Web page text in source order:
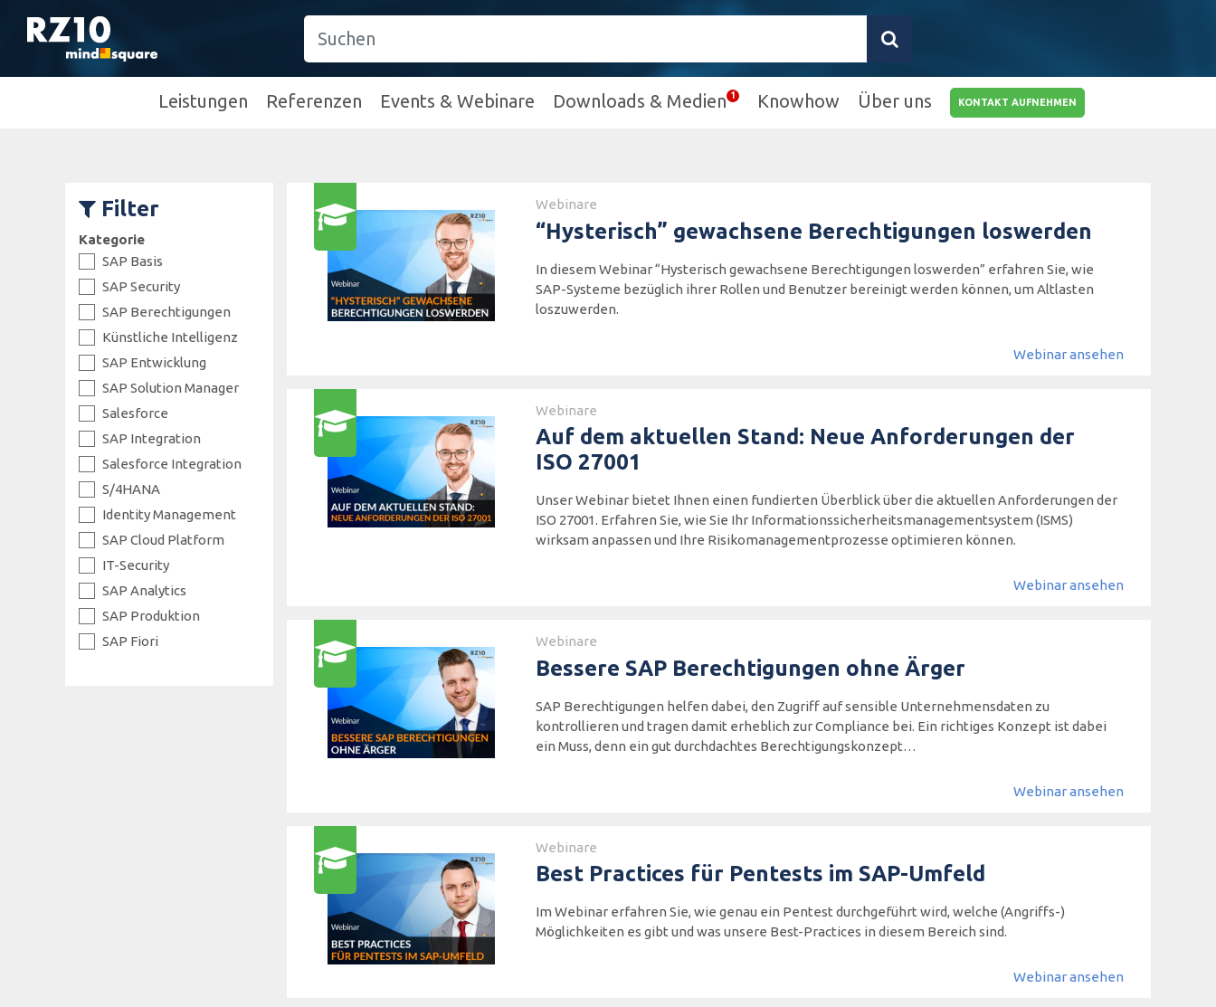
Leistungen Referenzen Events & Webinare Downloads & Medien Knowhow Über uns KONTAKT AUFNEHMEN
Filter
Kategorie
SAP Basis
SAP Security
SAP Berechtigungen
Künstliche Intelligenz
SAP Entwicklung
SAP Solution Manager
Salesforce
SAP Integration
Salesforce Integration
S/4HANA
Identity Management
SAP Cloud Platform
IT-Security
SAP Analytics
SAP Produktion
SAP Fiori
Webinare
“Hysterisch” gewachsene Berechtigungen loswerden
In diesem Webinar “Hysterisch gewachsene Berechtigungen loswerden” erfahren Sie, wie
SAP-Systeme bezüglich ihrer Rollen und Benutzer bereinigt werden können, um Altlasten
loszuwerden.
Webinar ansehen
Webinare
Auf dem aktuellen Stand: Neue Anforderungen der
ISO 27001
Unser Webinar bietet Ihnen einen fundierten Überblick über die aktuellen Anforderungen der
ISO 27001. Erfahren Sie, wie Sie Ihr Informationssicherheitsmanagementsystem (ISMS)
wirksam anpassen und Ihre Risikomanagementprozesse optimieren können.
Webinar ansehen
Webinare
Bessere SAP Berechtigungen ohne Ärger
SAP Berechtigungen helfen dabei, den Zugriff auf sensible Unternehmensdaten zu
kontrollieren und tragen damit erheblich zur Compliance bei. Ein richtiges Konzept ist dabei
ein Muss, denn ein gut durchdachtes Berechtigungskonzept…
Webinar ansehen
Webinare
Best Practices für Pentests im SAP-Umfeld
Im Webinar erfahren Sie, wie genau ein Pentest durchgeführt wird, welche (Angriffs-)
Möglichkeiten es gibt und was unsere Best-Practices in diesem Bereich sind.
Webinar ansehen